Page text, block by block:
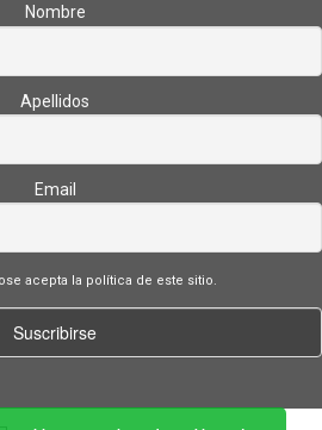
Nombre
Apellidos
Email
acepta la política de este sitio.